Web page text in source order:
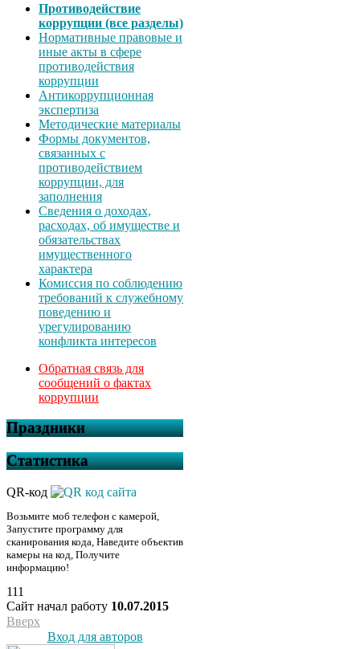
Противодействие
коррупции (все разделы)
Нормативные правовые и
иные акты в сфере
противодействия
коррупции
Антикоррупционная
экспертиза
Методические материалы
Формы документов,
связанных с
противодействием
коррупции, для
заполнения
Сведения о доходах,
расходах, об имуществе и
обязательствах
имущественного
характера
Комиссия по соблюдению
требований к служебному
поведению и
урегулированию
конфликта интересов
Обратная связь для
сообщений о фактах
коррупции
Праздники
Статистика
QR-код
Возьмите моб телефон с камерой,
Запустите программу для
сканирования кода, Наведите объектив
камеры на код, Получите
информацию!
111
Сайт начал работу 10.07.2015
Вверх
Вход для авторов